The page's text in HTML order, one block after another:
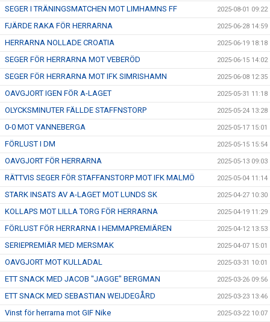
SEGER I TRÄNINGSMATCHEN MOT LIMHAMNS FF 2025-08-01 09:22
FJÄRDE RAKA FÖR HERRARNA 2025-06-28 14:59
HERRARNA NOLLADE CROATIA 2025-06-19 18:18
SEGER FÖR HERRARNA MOT VEBERÖD 2025-06-15 14:02
SEGER FÖR HERRARNA MOT IFK SIMRISHAMN 2025-06-08 12:35
OAVGJORT IGEN FÖR A-LAGET 2025-05-31 11:18
OLYCKSMINUTER FÄLLDE STAFFNSTORP 2025-05-24 13:28
0-0 MOT VANNEBERGA 2025-05-17 15:01
FÖRLUST I DM 2025-05-15 15:54
OAVGJORT FÖR HERRARNA 2025-05-13 09:03
RÄTTVIS SEGER FÖR STAFFANSTORP MOT IFK MALMÖ 2025-05-04 11:14
STARK INSATS AV A-LAGET MOT LUNDS SK 2025-04-27 10:30
KOLLAPS MOT LILLA TORG FÖR HERRARNA 2025-04-19 11:29
FÖRLUST FÖR HERRARNA I HEMMAPREMIÄREN 2025-04-12 13:53
SERIEPREMIÄR MED MERSMAK 2025-04-07 15:01
OAVGJORT MOT KULLADAL 2025-03-31 10:01
ETT SNACK MED JACOB "JAGGE" BERGMAN 2025-03-26 09:56
ETT SNACK MED SEBASTIAN WEIJDEGÅRD 2025-03-23 13:46
Vinst för herrarna mot GIF Nike 2025-03-22 10:07